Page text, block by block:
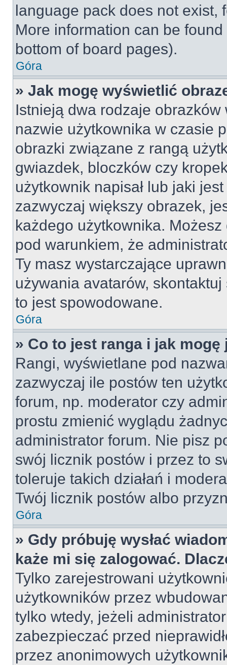
language pack does not exist,
More information can be
bottom of board pages).
Góra
» Jak mogę wyświetlić
Istnieją dwa rodzaje
nazwie użytkownika w czasie
obrazki związane z rangą
gwiazdek, bloczków czy
użytkownik napisał lub jaki
zazwyczaj większy obrazek,
każdego użytkownika.
pod warunkiem, że
Ty masz wystarczające
używania avatarów,
to jest spowodowane.
Góra
» Co to jest ranga i jak mogę
Rangi, wyświetlane pod
zazwyczaj ile postów ten
forum, np. moderator czy
prostu zmienić wyglądu
administrator forum. Nie pisz
swój licznik postów i przez to
toleruje takich działań i
Twój licznik postów albo
Góra
» Gdy próbuję wysłać
każe mi się zalogować.
Tylko zarejestrowani
użytkowników przez
tylko wtedy, jeżeli
zabezpieczać przed
przez anonimowych